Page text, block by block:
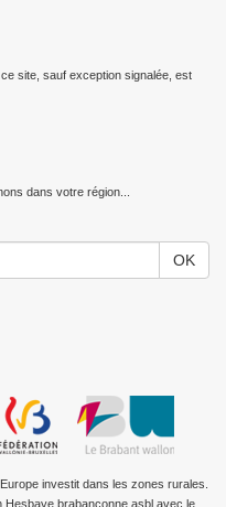
site, sauf exception signalée, est
dans votre région...
investit dans les zones rurales.
Hesbaye brabançonne asbl avec le